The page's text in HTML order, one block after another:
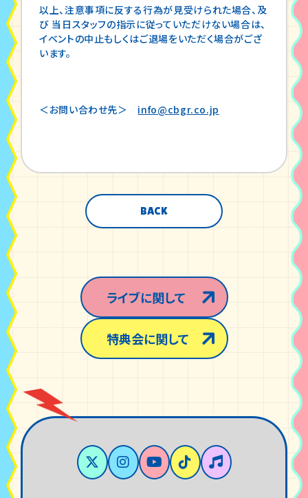
以上、注意事項に反する行為が見受けられた場合、及
び 当日スタッフの指示に従っていただけない場合は、
イベントの中止もしくはご退場をいただく場合がござ
います。
＜お問い合わせ先＞ info@cbgr.co.jp
BACK
ライブに関して
特典会に関して